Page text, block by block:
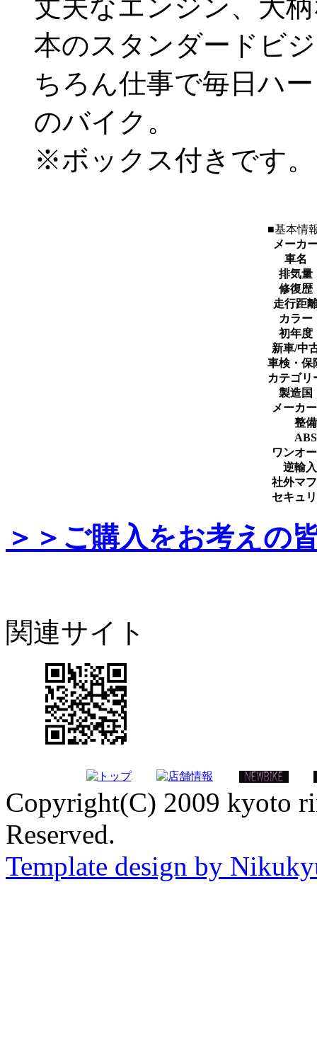
丈夫なエンジン、大
本のスタンダードビ
ちろん仕事で毎日ハ
のバイク。
※ボックス付きです。
■基本情
メーカ
車名
排気量
修復歴
走行距
カラー
初年度
新車/中
車検・保
カテゴリ
製造国
メーカ
整備
ABS
ワンオ
逆輸
社外マ
セキュ
＞＞ご購入をお考えの
関連サイト
Copyright(C) 2009 kyoto
Reserved.
Template design by